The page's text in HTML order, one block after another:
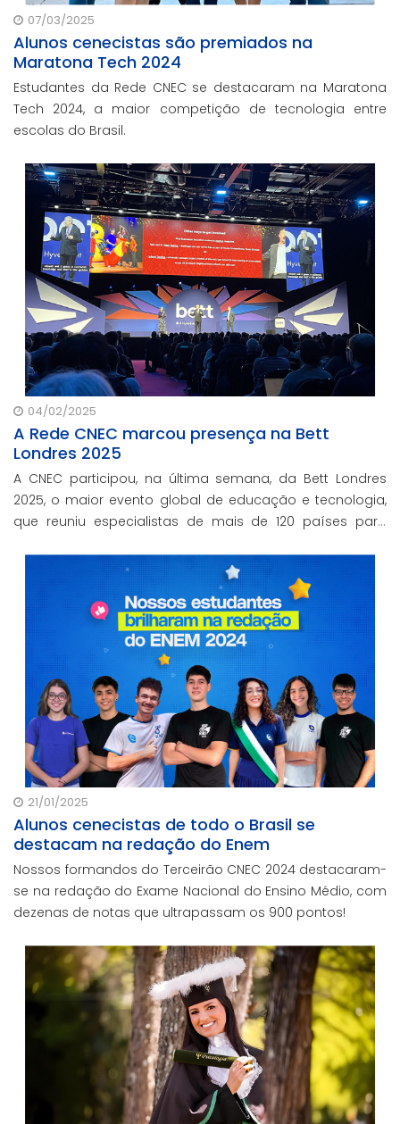
07/03/2025
Alunos cenecistas são premiados na
Maratona Tech 2024
Estudantes da Rede CNEC se destacaram na Maratona
Tech 2024, a maior competição de tecnologia entre
escolas do Brasil.
04/02/2025
A Rede CNEC marcou presença na Bett
Londres 2025
A CNEC participou, na última semana, da Bett Londres
2025, o maior evento global de educação e tecnologia,
que reuniu especialistas de mais de 120 países para
21/01/2025
Alunos cenecistas de todo o Brasil se
destacam na redação do Enem
Nossos formandos do Terceirão CNEC 2024 destacaram-
se na redação do Exame Nacional do Ensino Médio, com
dezenas de notas que ultrapassam os 900 pontos!